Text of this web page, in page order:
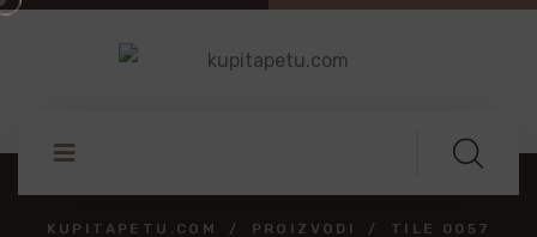
KUPITAPETU.COM PROIZVODI TILE 0057